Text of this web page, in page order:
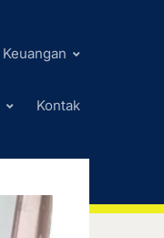
Keuangan
Kontak